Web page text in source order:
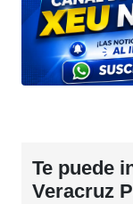
Te puede
Veracruz